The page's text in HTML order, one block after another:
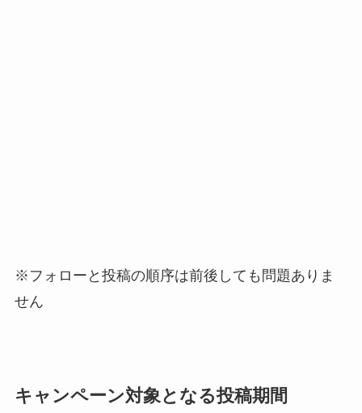
※フォローと投稿の順序は前後しても問題ありま
せん
キャンペーン対象となる投稿期間